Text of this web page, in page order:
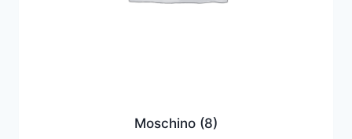
Moschino (8)